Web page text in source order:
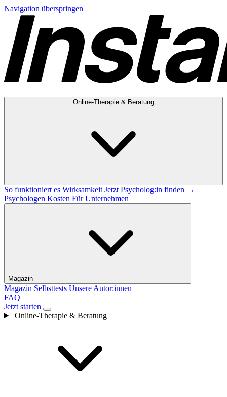
Navigation überspringen
Online-Therapie & Beratung
So funktioniert es Wirksamkeit Jetzt Psycholog:in finden →
Psychologen Kosten Für Unternehmen
Magazin
Magazin Selbsttests Unsere Autor:innen
FAQ
Jetzt starten
Online-Therapie & Beratung